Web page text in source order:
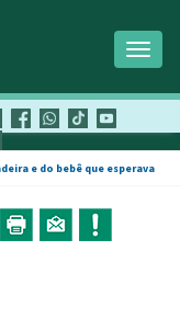
e do bebê que esperava